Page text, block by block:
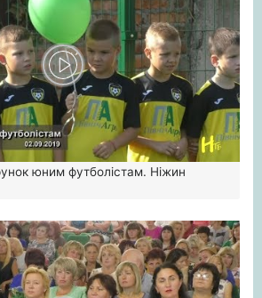
юним футболістам. Ніжин